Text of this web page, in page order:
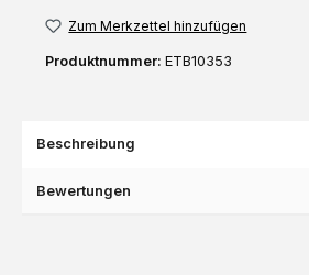
Zum Merkzettel hinzufügen
Produktnummer: ETB10353
Beschreibung
Bewertungen